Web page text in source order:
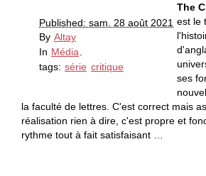
Published: sam. 28 août 2021
By Altay
In Média
tags: série critique
The
est le
ses
la faculté de lettres. C'est correct mais
réalisation rien à dire, c'est propre et
rythme tout à fait satisfaisant …